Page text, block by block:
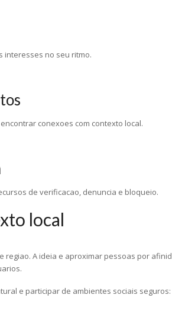
interesses no seu ritmo.
conexoes com contexto local.
de verificacao, denuncia e bloqueio.
local
regiao. A ideia e aproximar pessoas por
e participar de ambientes sociais